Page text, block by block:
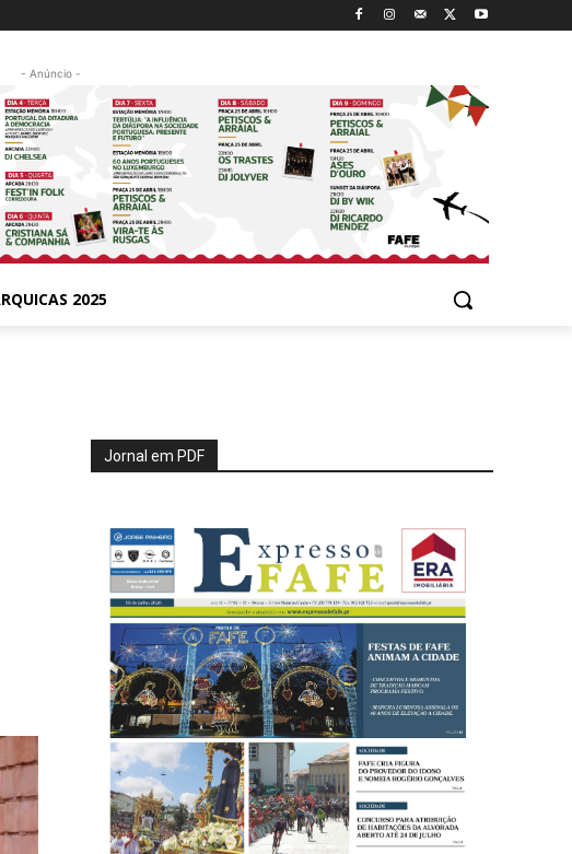
- Anúncio -
2025
Jornal em PDF